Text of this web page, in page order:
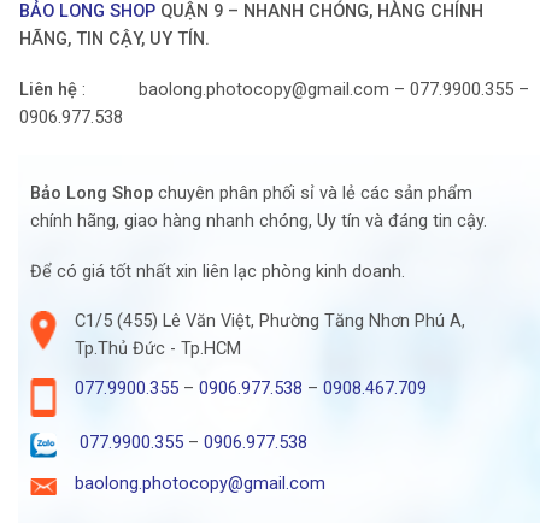
BẢO LONG SHOP QUẬN 9 – NHANH CHÓNG, HÀNG CHÍNH
HÃNG, TIN CẬY, UY TÍN.
Liên hệ : baolong.photocopy@gmail.com – 077.9900.355 –
0906.977.538
Bảo Long Shop chuyên phân phối sỉ và lẻ các sản phẩm
chính hãng, giao hàng nhanh chóng, Uy tín và đáng tin cậy.
Để có giá tốt nhất xin liên lạc phòng kinh doanh.
C1/5 (455) Lê Văn Việt, Phường Tăng Nhơn Phú A,
Tp.Thủ Đức - Tp.HCM
077.9900.355– 0906.977.538 – 0908.467.709
077.9900.355– 0906.977.538
baolong.photocopy@gmail.com